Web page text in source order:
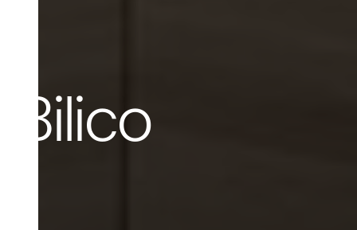
Bilico